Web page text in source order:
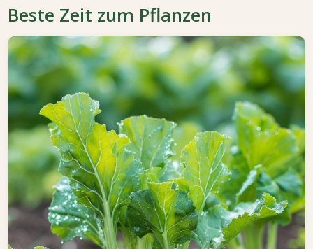
Beste Zeit zum Pflanzen